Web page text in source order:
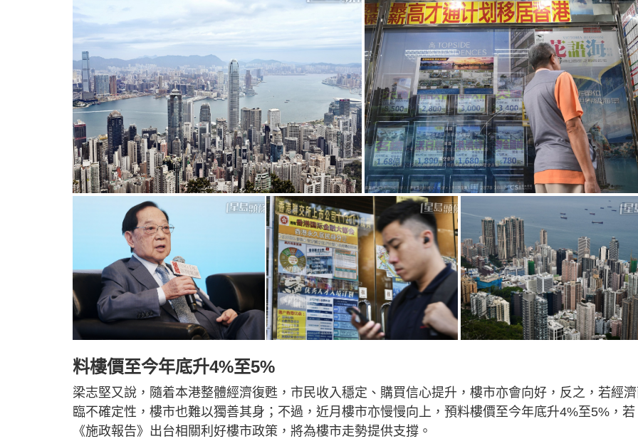
料樓價至今年底升4%至5%
梁志堅又說，隨着本港整體經濟復甦，市民收入穩定、購買信心提升，樓市亦會向好，反之，若經
臨不確定性，樓市也難以獨善其身；不過，近月樓市亦慢慢向上，預料樓價至今年底升4%至5%，若
《施政報告》出台相關利好樓市政策，將為樓市走勢提供支撐。